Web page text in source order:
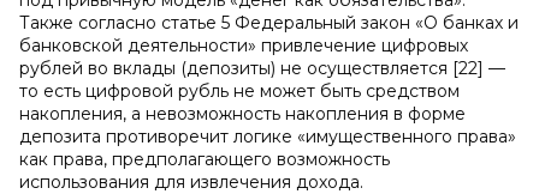
Также согласно статье 5 Федеральный закон «О банках и
банковской деятельности» привлечение цифровых
рублей во вклады (депозиты) не осуществляется [22] —
то есть цифровой рубль не может быть средством
накопления, а невозможность накопления в форме
депозита противоречит логике «имущественного права»
как права, предполагающего возможность
использования для извлечения дохода.